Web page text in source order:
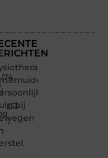
(74
)
(53
)
bij